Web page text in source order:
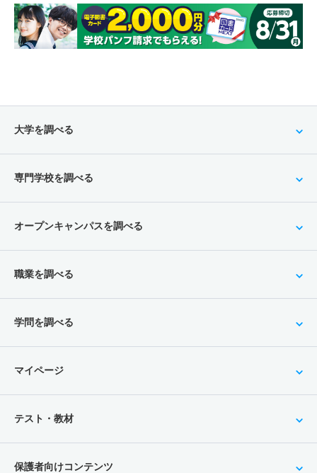
大学を調べる
専門学校を調べる
オープンキャンパスを調べる
職業を調べる
学問を調べる
マイページ
テスト・教材
保護者向けコンテンツ